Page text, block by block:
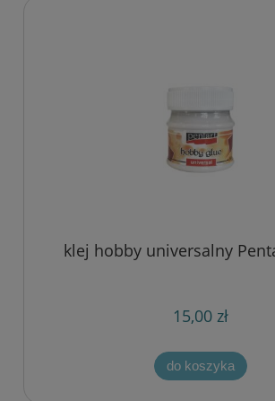
klej hobby universalny
15,00 zł
do koszyka